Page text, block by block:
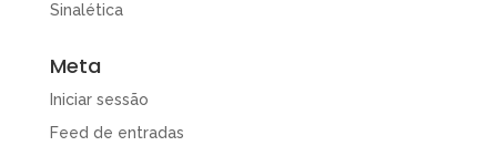
Sinalética
Meta
Iniciar sessão
Feed de entradas